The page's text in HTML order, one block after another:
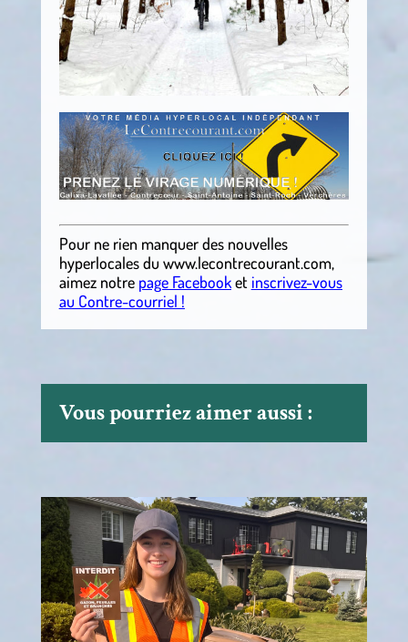
Pour ne rien manquer des nouvelles
hyperlocalesdu www.lecontrecourant.com,
aimez notre page Facebooket inscrivez-vous
au Contre-courriel !
Vous pourriez aimer aussi :